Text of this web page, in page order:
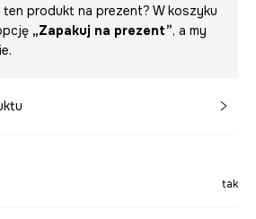
produkt na prezent? W koszyku
„Zapakuj na prezent”, a my
tak